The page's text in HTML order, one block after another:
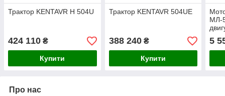
Трактор KENTAVR H 504U
424 110 ₴
Купити
Трактор KENTAVR 504UE
388 240₴
Купити
МЛ-
5
Про нас